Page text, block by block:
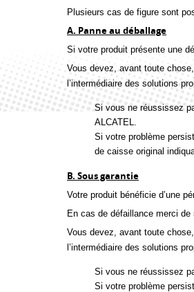
Plusieurs cas de figure sont
A. Panne au déballage
Si votre produit présente une
Vous devez, avant toute
l’intermédiaire des solutions
Si vous ne réussissez
ALCATEL.
Si votre problème
de caisse original
B. Sous garantie
Votre produit bénéficie d’une
En cas de défaillance merci
Vous devez, avant toute
l’intermédiaire des solutions
Si vous ne réussissez
Si votre problème